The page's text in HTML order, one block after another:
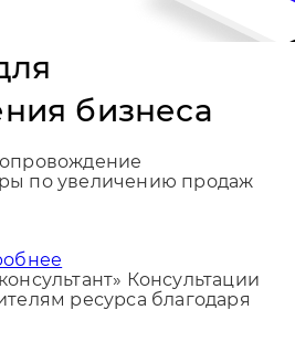
бизнеса
по увеличению продаж
Консультации
ресурса благодаря